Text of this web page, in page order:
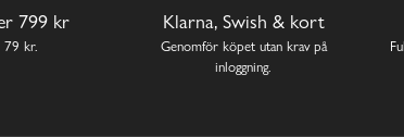
799 kr
79 kr.
Klarna, Swish & kort
Genomför köpet utan krav på
inloggning.